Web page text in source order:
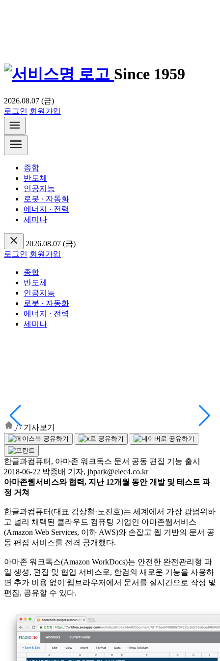
Since 1959
2026.08.07 (금)
로그인 회원가입
종합
반도체
인공지능
로봇 · 자동화
에너지 · 전력
세미나
2026.08.07 (금)
로그인 회원가입
종합
반도체
인공지능
로봇 · 자동화
에너지 · 전력
세미나
// 기사보기
한글과컴퓨터, 아마존 워크독스 문서 공동 편집 기능 출시
2018-06-22 박종배 기자, jbpark@elec4.co.kr
아마존웹서비스와 협력, 지난 12개월 동안 개발 및 테스트 과
정 거쳐
한글과컴퓨터(대표 김상철·노진호)는 세계에서 가장 광범위하
고 널리 채택된 클라우드 컴퓨팅 기업인 아마존웹서비스
(Amazon Web Services, 이하 AWS)와 손잡고 웹 기반의 문서 공
동 편집 서비스를 전격 공개했다.
아마존 워크독스(Amazon WorkDocs)는 안전한 완전관리형 파
일 생성, 편집 및 협업 서비스로, 한컴의 새로운 기능을 사용하
면 추가 비용 없이 웹브라우저에서 문서를 실시간으로 작성 및
편집, 공유할 수 있다.